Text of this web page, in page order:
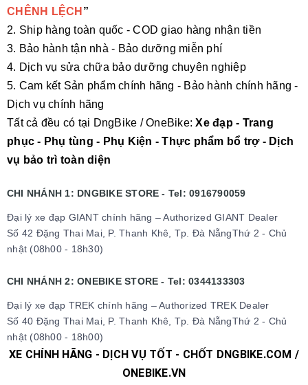
CHÊNH LỆCH ”
2. Ship hàng toàn quốc - COD giao hàng nhận tiền
3. Bảo hành tận nhà - Bảo dưỡng miễn phí
4. Dịch vụ sửa chữa bảo dưỡng chuyên nghiệp
5. Cam kết Sản phẩm chính hãng - Bảo hành chính hãng -
Dịch vụ chính hãng
Tất cả đều có tại DngBike / OneBike: Xe đạp - Trang
phục - Phụ tùng - Phụ Kiện - Thực phẩm bổ trợ - Dịch
vụ bảo trì toàn diện
CHI NHÁNH 1: DNGBIKE STORE - Tel: 0916790059
Đại lý xe đạp GIANT chính hãng – Authorized GIANT Dealer
Số 42 Đặng Thai Mai, P. Thanh Khê, Tp. Đà NẵngThứ 2 - Chủ
nhật (08h00 - 18h30)
CHI NHÁNH 2: ONEBIKE STORE - Tel: 0344133303
Đại lý xe đạp TREK chính hãng – Authorized TREK Dealer
Số 40 Đặng Thai Mai, P. Thanh Khê, Tp. Đà NẵngThứ 2 - Chủ
nhật (08h00 - 18h00)
XE CHÍNH HÃNG - DỊCH VỤ TỐT - CHỐT DNGBIKE.COM /
ONEBIKE.VN